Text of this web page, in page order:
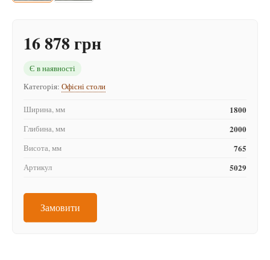
16 878 грн
Є в наявності
Категорія: Офісні столи
Ширина, мм 1800
Глибина, мм 2000
Висота, мм 765
Артикул 5029
Замовити